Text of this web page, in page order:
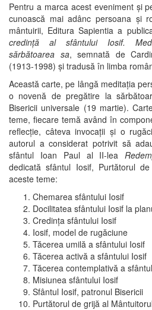
Pentru a marca acest eveniment și
cunoască mai adânc persoana și
mântuirii, Editura Sapientia a
credinţă al sfântului Iosif.
sărbătoarea sa, semnată de
(1913-1998) și tradusă în limba
Această carte, pe lângă meditația
o novenă de pregătire la
Bisericii universale (19 martie).
teme, fiecare temă având în
reflecție, câteva invocații și o
autorul a considerat potrivit să
sfântul Ioan Paul al II-lea
dedicată sfântul Iosif, Purtătorul
aceste teme:
Chemarea sfântului Iosif
Docilitatea sfântului Iosif la
Credinţa sfântului Iosif
Iosif, model de rugăciune
Tăcerea umilă a sfântului Iosif
Tăcerea activă a sfântului Iosif
Tăcerea contemplativă a
Misiunea sfântului Iosif
Sfântul Iosif, patronul Bisericii
Purtătorul de grijă al